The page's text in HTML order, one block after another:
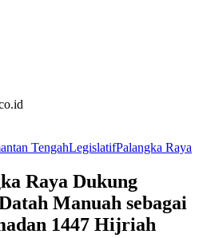
TengahLegislatifPalangka Raya
Raya Dukung
Manuah sebagai
1447 Hijriah